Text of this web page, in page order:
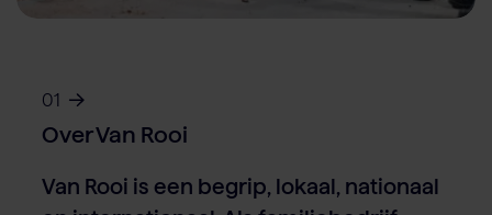
Contact
01
Over Van Rooi
Van Rooi is een begrip, lokaal, nationaal